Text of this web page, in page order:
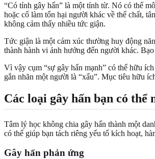
“Có tính gây hấn” là một tính từ. Nó có thể
hoặc cố làm tổn hại người khác về thể chất,
không cảm thấy nhiều tức giận.
Tức giận là một cảm xúc thường huy động
thành hành vi ảnh hưởng đến người khác.
Vì vậy cụm “sự gây hấn mạnh” có thể hữu
gắn nhãn một người là “xấu”. Mục tiêu hữu
Các loại gây hấn bạn có thể
Tâm lý học không chia gây hấn thành một
có thể giúp bạn tách riêng yếu tố kích hoạt,
Gây hấn phản ứng